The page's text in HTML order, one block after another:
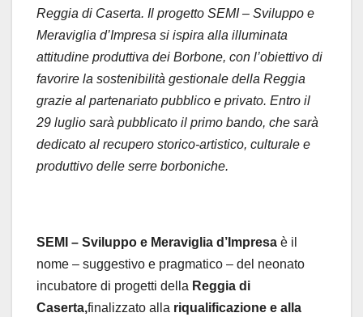
Reggia di Caserta. Il progetto SEMI – Sviluppo e
Meraviglia d’Impresa si ispira alla illuminata
attitudine produttiva dei Borbone, con l’obiettivo di
favorire la sostenibilità gestionale della Reggia
grazie al partenariato pubblico e privato. Entro il
29 luglio sarà pubblicato il primo bando, che sarà
dedicato al recupero storico-artistico, culturale e
produttivo delle serre borboniche.
SEMI – Sviluppo e Meraviglia d’Impresa è il
nome – suggestivo e pragmatico – del neonato
incubatore di progetti della Reggia di
Caserta,finalizzato alla riqualificazione e alla